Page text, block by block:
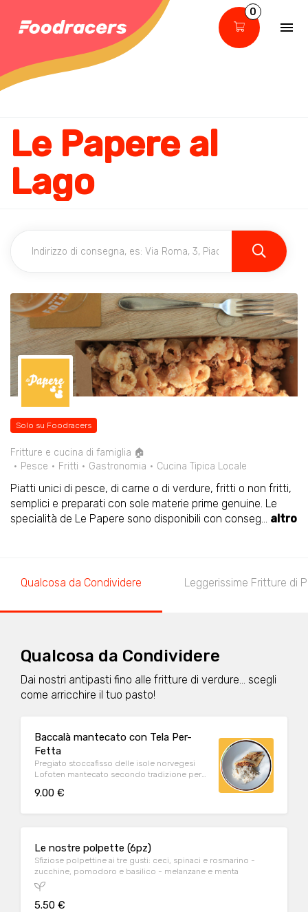
0
Le Papere al
Lago
Solo su Foodracers
Fritture e cucina di famiglia 🏠
Pesce
Fritti Gastronomia Cucina Tipica Locale
Piatti unici di pesce, di carne o di verdure, fritti o non fritti,
semplici e preparati con sole materie prime genuine. Le
specialità de Le Papere sono disponibili con conseg... altro
Qualcosa da Condividere Leggerissime Fritture di
Qualcosa da Condividere
Dai nostri antipasti fino alle fritture di verdure... scegli
come arricchire il tuo pasto!
Baccalà mantecato con Tela Per-
Fetta
Pregiato stoccafisso delle isole norvegesi
Lofoten mantecato secondo tradizione per
Accompagnato da crostini artigianali e
9.00 €
Le nostre polpette (6pz)
Sfiziose polpettine ai tre gusti: ceci, spinaci e rosmarino -
zucchine, pomodoro e basilico - melanzane e menta
5.50 €